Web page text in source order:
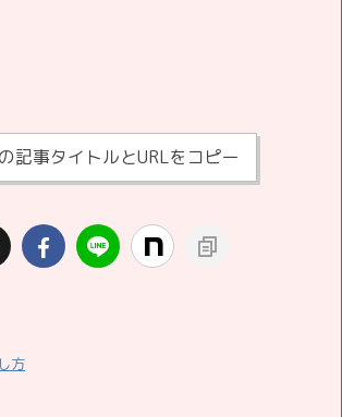
記事タイトルとURLをコピー
方